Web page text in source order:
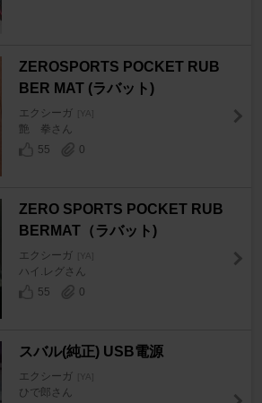
ZEROSPORTS POCKET RUB
BER MAT (ラバット)
エクシーガ [YA]
艶 拳さん
55
0
ZERO SPORTS POCKET RUB
BERMAT（ラバット)
エクシーガ [YA]
ハイ.レグさん
55
0
スバル(純正) USB電源
エクシーガ [YA]
ひで郎さん